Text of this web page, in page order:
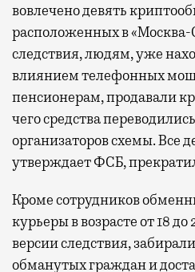
вовлечено девять
расположенных в
следствия, людям, уже
влиянием телефонных
пенсионерам, продавали
чего средства
организаторов схемы. Все
утверждает ФСБ,
Кроме сотрудников
курьеры в возрасте от 18 до
версии следствия,
обманутых граждан и